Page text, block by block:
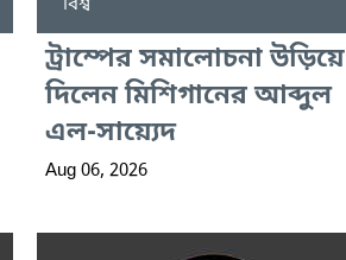
ট্রাম্পের সমালোচনা উড়িয়ে
দিলেন মিশিগানের আব্দুল
এল-সায়্যেদ
Aug 06, 2026